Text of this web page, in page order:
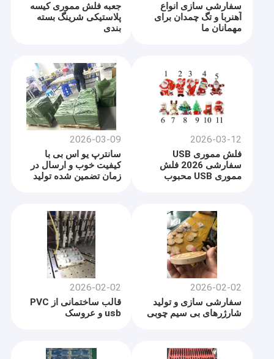
سفارشی سازی انواع
آهنربا و تگ چمدان برای
مهمانان ما
جعبه فلش مموری کیسه
پلاستیکی شرینگ بسته
بندی
2026-03-12
فلش مموری USB
سفارشی 2026 فلش
مموری USB محبوب
2026-03-09
سانترپ یو اس بی با
کیفیت خوب و ارسال در
زمان تضمین شده تولید
2026-02-02
سفارشی سازی و تولید
شارژرهای بی سیم چوبی
2026-02-02
قالب ساختمانی از PVC
usb و عروسک